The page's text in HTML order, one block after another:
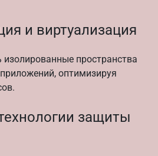
и виртуализация
пространства
оптимизируя
защиты